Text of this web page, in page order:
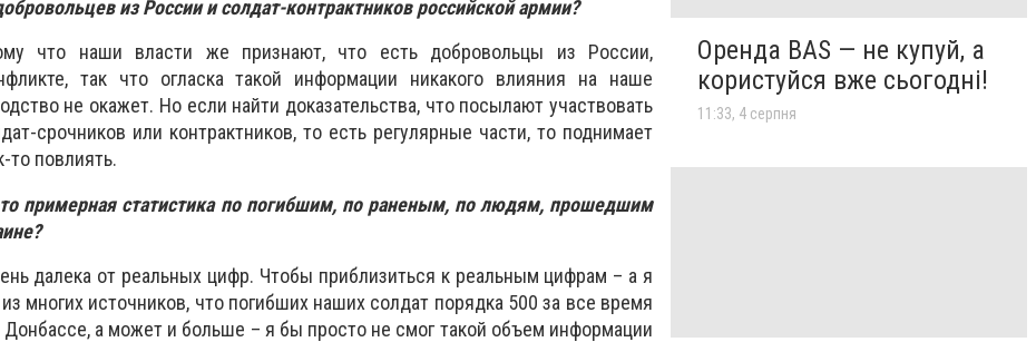
из России и солдат-контрактников российской армии?
что наши власти же признают, что есть добровольцы из России,
так что огласка такой информации никакого влияния на наше
не окажет. Но если найти доказательства, что посылают участвовать
срочников или контрактников, то есть регулярные части, то поднимает
то повлиять.
то примерная статистика по погибшим, по раненым, по людям, прошедшим
далека от реальных цифр. Чтобы приблизиться к реальным цифрам – а я
многих источников, что погибших наших солдат порядка 500 за все время
а может и больше – я бы просто не смог такой объем информации
Оренда BAS — не купуй, а
користуйся вже сьогодні!
11:33, 4 серпня